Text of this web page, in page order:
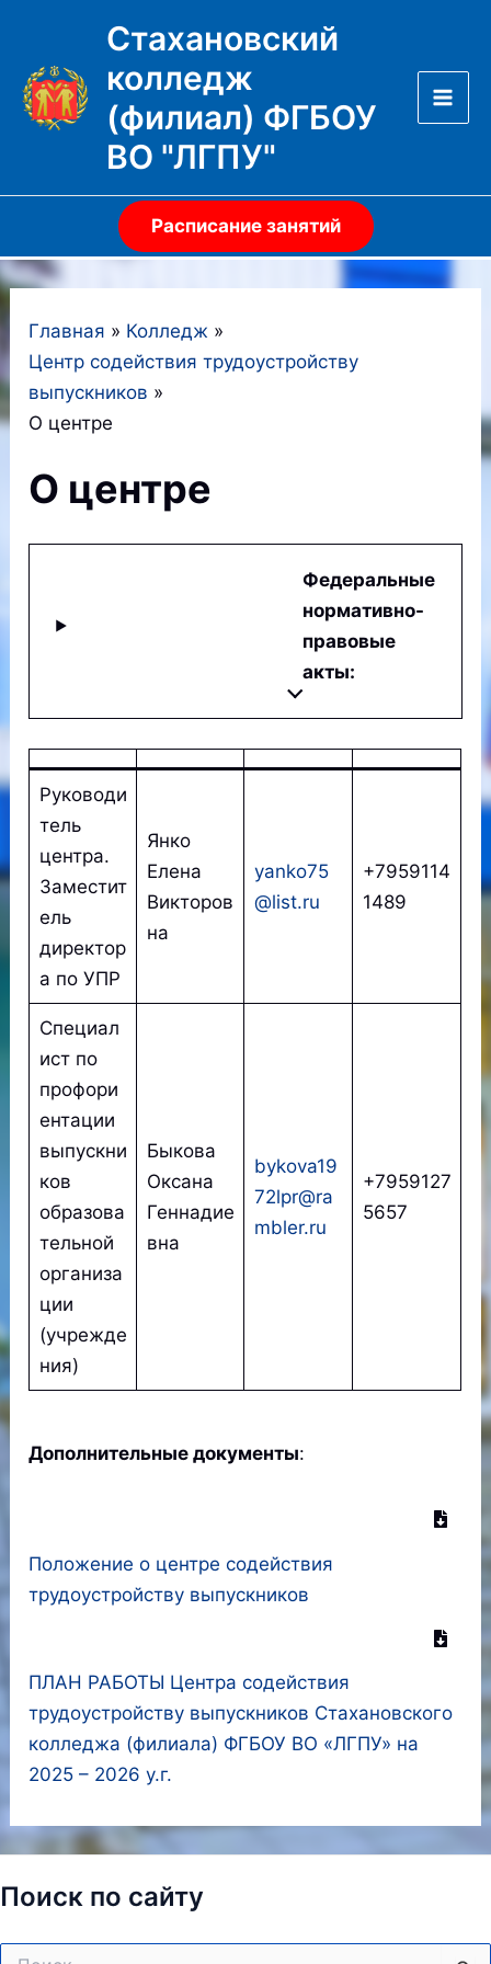
содержимому
Стахановский
колледж
(филиал) ФГБОУ
ВО "ЛГПУ"
Расписание занятий
Главная
Колледж
Центр содействия трудоустройству
выпускников
О центре
О центре
Федеральные
нормативно-
правовые
акты:
Руководи
тель
центра.
Заместит
ель
директор
а по УПР
Янко
Елена
Викторов
на
yanko75
@list.ru
+7959114
1489
Специал
ист по
профори
ентации
выпускни
ков
образова
тельной
организа
ции
(учрежде
ния)
Быкова
Оксана
Геннадие
вна
bykova19
72lpr@ra
mbler.ru
+7959127
5657
Дополнительные документы:
Положение о центре содействия
трудоустройству выпускников
ПЛАН РАБОТЫ Центра содействия
трудоустройству выпускников Стахановского
колледжа (филиала) ФГБОУ ВО «ЛГПУ» на
2025 – 2026 у.г.
Поиск по сайту